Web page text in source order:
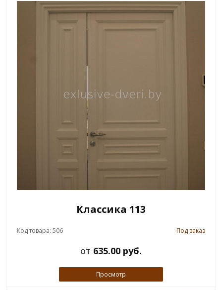
Классика 113
Код товара: 506 Под заказ
от 635.00 руб.
Просмотр